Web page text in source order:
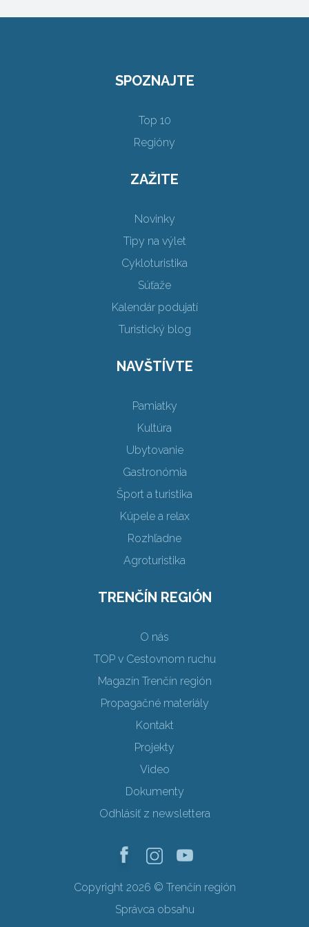
SPOZNAJTE
Top 10
Regióny
ZAŽITE
Novinky
Tipy na výlet
Cykloturistika
Súťaže
Kalendár podujatí
Turistický blog
NAVŠTÍVTE
Pamiatky
Kultúra
Ubytovanie
Gastronómia
Šport a turistika
Kúpele a relax
Rozhľadne
Agroturistika
TRENČÍN REGIÓN
O nás
TOP v Cestovnom ruchu
Magazín Trenčín región
Propagačné materiály
Kontakt
Projekty
Video
Dokumenty
Odhlásiť z newslettera
Copyright 2026 © Trenčín región
Správca obsahu